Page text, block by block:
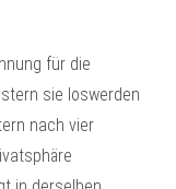
für die
sie loswerden
nach vier